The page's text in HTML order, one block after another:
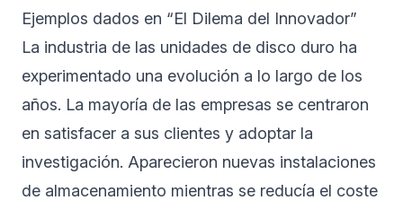
Ejemplos dados en “El Dilema del Innovador”
La industria de las unidades de disco duro ha
experimentado una evolución a lo largo de los
años. La mayoría de las empresas se centraron
en satisfacer a sus clientes y adoptar la
investigación. Aparecieron nuevas instalaciones
de almacenamiento mientras se reducía el coste